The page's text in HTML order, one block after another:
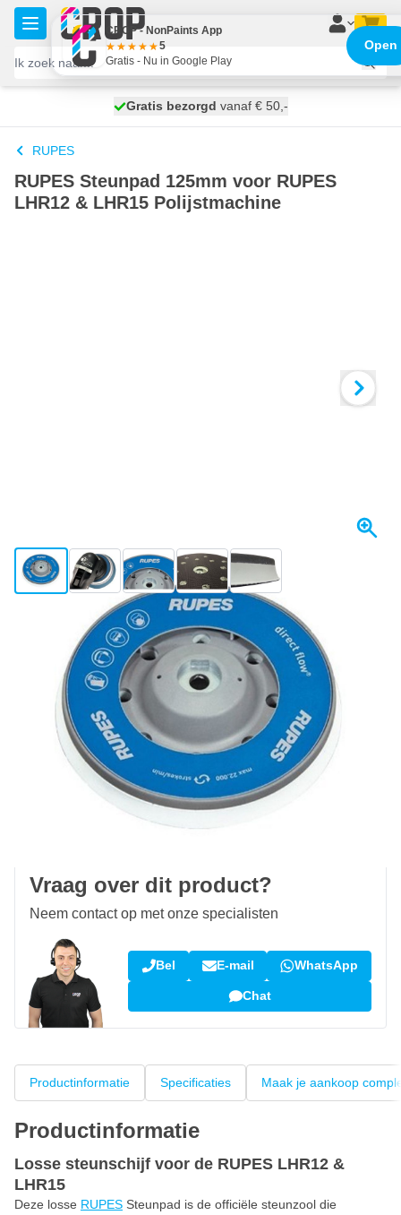
Ga naar de inhoud
morgen bezorgd
Gratis bezorgd vanaf € 50,-
100 dagen
RUPES
RUPES Steunpad 125mm voor RUPES
LHR12 & LHR15 Polijstmachine
View larger imageView larger imageView larger imageView larger imageView larger image
Op voorraad
€ 52, 41
incl. BTW
In mijn winkelwagen
Voor 23:59 uur besteld,
morgen bezorgd
Gratis bezorgdvanaf € 50,-
retourneren en ruilen
Vraag over dit product?
Neem contact op met onze specialisten
Bel E-mail WhatsApp
Chat
Productinformatie Specificaties Maak je aankoop
Productinformatie
Losse steunschijf voor de RUPES LHR12 &
LHR15
Deze losse RUPES Steunpad is de officiële steunzool die
CROP - NonPaints App
5
Gratis - Nu in Google Play
Open